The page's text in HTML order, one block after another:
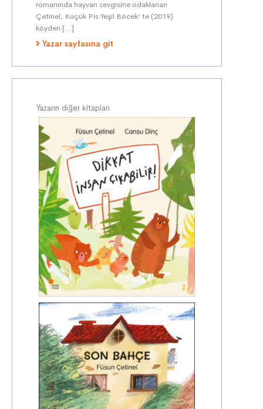
romanında hayvan sevgisine odaklanan
Çetinel, Küçük Pis Yeşil Böcek’ te (2019)
köyden […]
Yazar sayfasına git
Yazarın diğer kitapları